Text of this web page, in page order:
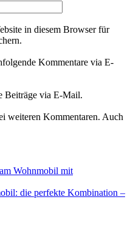
in diesem Browser für
Kommentare via E-
Beiträge via E-Mail.
weiteren Kommentaren. Auch
Wohnmobil mit
die perfekte Kombination –